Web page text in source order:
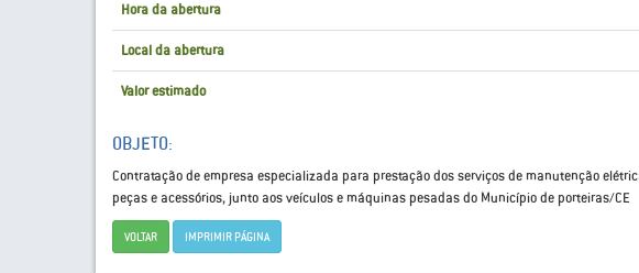
Hora da abertura
Local da abertura
Valor estimado
OBJETO:
Contratação de empresa especializada para prestação dos serviços de manutenção
peças e acessórios, junto aos veículos e máquinas pesadas do Município de porteiras/CE
VOLTAR IMPRIMIR PÁGINA